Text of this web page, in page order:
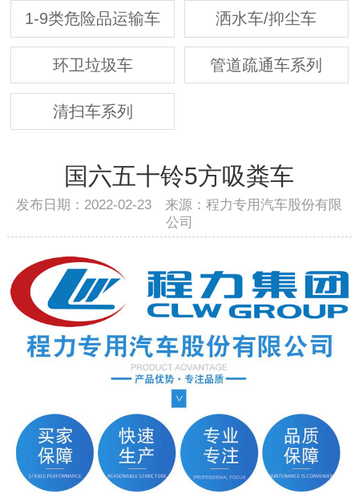
1-9类危险品运输车 洒水车/抑尘车
环卫垃圾车 管道疏通车系列
清扫车系列
国六五十铃5方吸粪车
发布日期：2022-02-23 来源：程力专用汽车股份有限
公司